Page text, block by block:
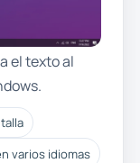
el texto al
varios idiomas